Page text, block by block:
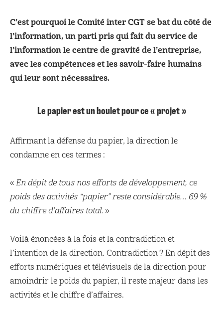
C’est pourquoi le Comité inter CGT se bat du côté de
l’information, un parti pris qui fait du service de
l’information le centre de gravité de l’entreprise,
avec les compétences et les savoir-faire humains
qui leur sont nécessaires.
Le papier est un boulet pour ce « projet »
Affirmant la défense du papier, la direction le
condamne en ces termes :
« En dépit de tous nos efforts de développement, ce
poids des activités “papier” reste considérable… 69 %
du chiffre d’affaires total. »
Voilà énoncées à la fois et la contradiction et
l’intention de la direction. Contradiction ? En dépit des
efforts numériques et télévisuels de la direction pour
amoindrir le poids du papier, il reste majeur dans les
activités et le chiffre d’affaires.